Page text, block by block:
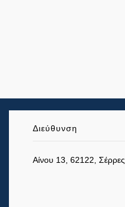
Διεύθυνση
Αίνου 13, 62122,